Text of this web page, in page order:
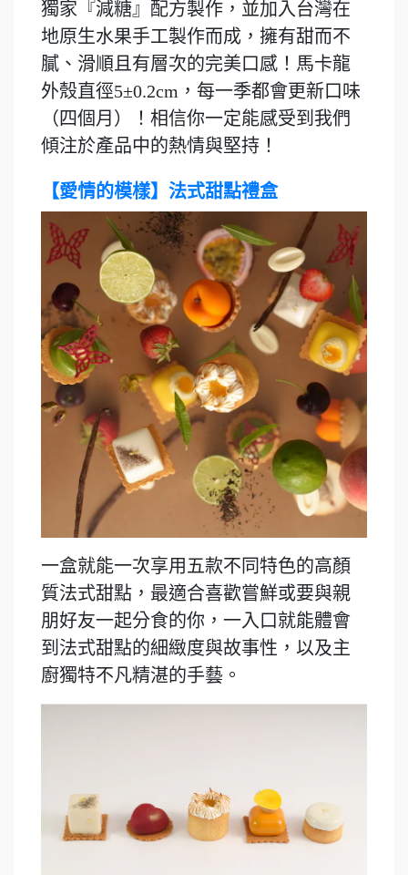
獨家『減糖』配方製作，並加入台灣在
地原生水果手工製作而成，擁有甜而不
膩、滑順且有層次的完美口感！馬卡龍
外殼直徑5±0.2cm，每一季都會更新口味
（四個月）！相信你一定能感受到我們
傾注於產品中的熱情與堅持！
【愛情的模樣】法式甜點禮盒
一盒就能一次享用五款不同特色的高顏
質法式甜點，最適合喜歡嘗鮮或要與親
朋好友一起分食的你，一入口就能體會
到法式甜點的細緻度與故事性，以及主
廚獨特不凡精湛的手藝。